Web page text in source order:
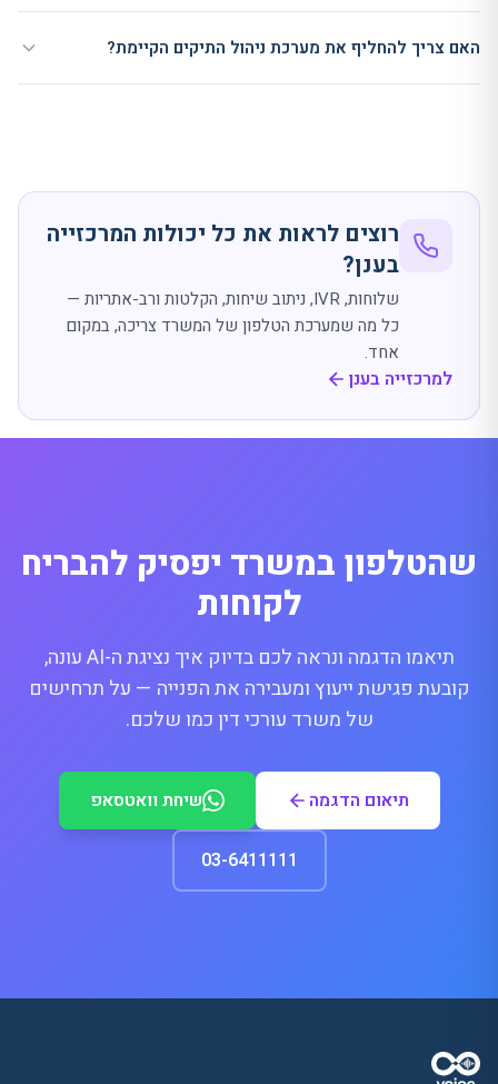
האם צריך להחליף את מערכת ניהול התיקים הקיימת?
רוצים לראות את כל יכולות המרכזייה
בענן?
שלוחות,IVR, ניתוב שיחות, הקלטות ורב-אתריות —
כל מה שמערכת הטלפון של המשרד צריכה, במקום
אחד.
למרכזייה בענן
שהטלפון במשרד יפסיק להבריח
לקוחות
תיאמו הדגמה ונראה לכם בדיוק איך נציגת ה-AIעונה,
קובעת פגישת ייעוץ ומעבירה את הפנייה — על תרחישים
של משרד עורכי דין כמו שלכם.
תיאום הדגמה שיחת וואטסאפ
03-6411111